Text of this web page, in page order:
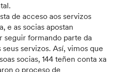
de acceso aos servizos
e as socias apostan
seguir formando parte da
servizos. Así, vimos que
socias, 144 teñen conta xa
o proceso de